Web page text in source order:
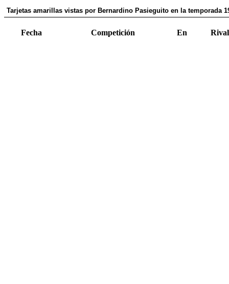
Tarjetas amarillas vistas por Bernardino Pasieguito en la temporada
Fecha Competición En Rival